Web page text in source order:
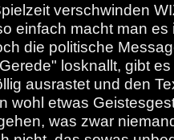
verschwinden
einfach macht man
die politische
losknallt, gibt
ausrastet und den
wohl etwas
was zwar